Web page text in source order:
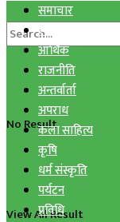
No Result
View All Result
समाचार
स्वास्थ्य
आर्थिक
राजनीति
अन्तर्वार्ता
अपराध
कला साहित्य
कृषि
धर्म संस्कृति
पर्यटन
प्रविधि